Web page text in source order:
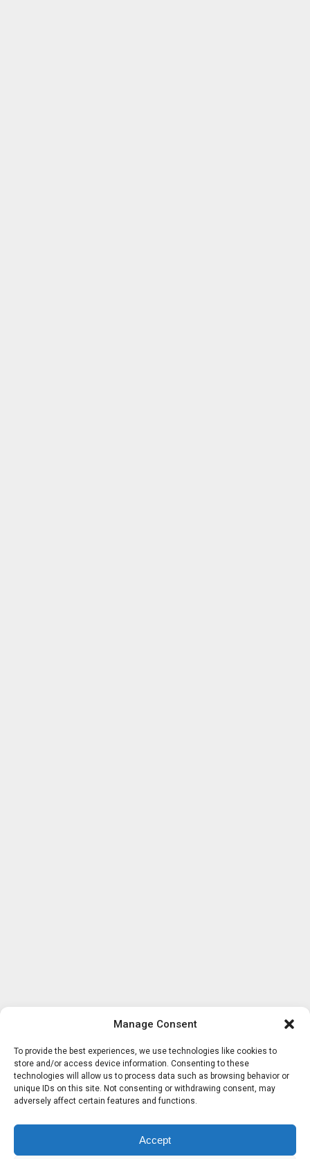
Manage Consent
To provide the best experiences, we use technologies like cookies to
store and/or access device information. Consenting to these
technologies will allow us to process data such as browsing behavior or
unique IDs on this site. Not consenting or withdrawing consent, may
adversely affect certain features and functions.
Accept